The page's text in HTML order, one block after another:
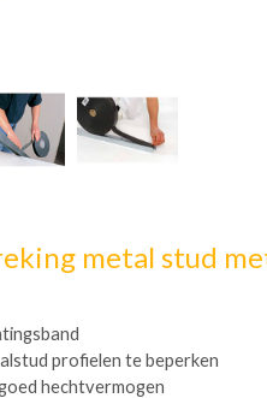
metal stud
profielen te beperken
hechtvermogen